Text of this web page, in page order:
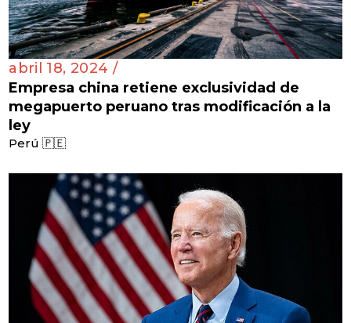
abril 18, 2024 /
Empresa china retiene exclusividad de
megapuerto peruano tras modificación a la
ley
Perú 🇵🇪